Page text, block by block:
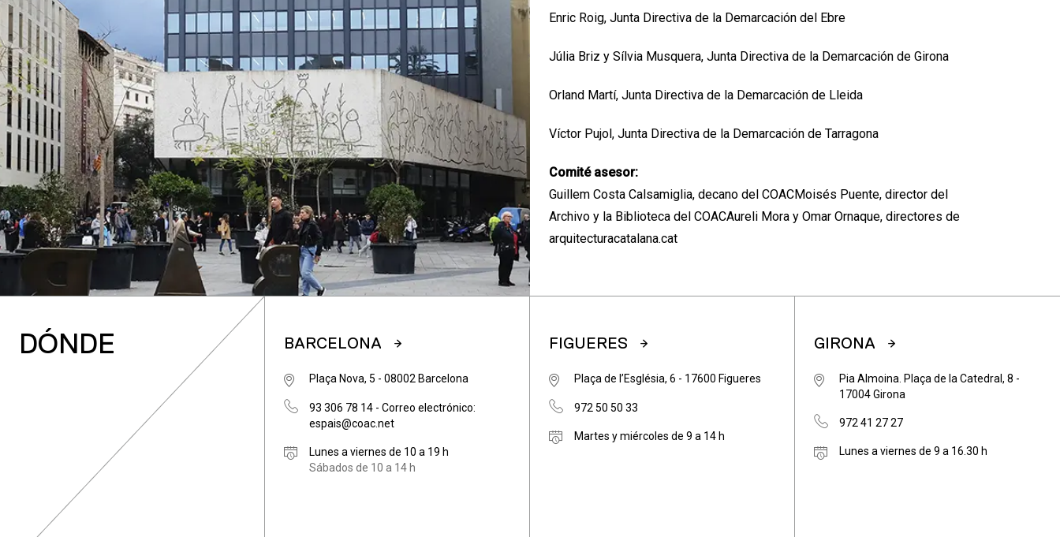
Enric Roig, Junta Directiva de la Demarcación del Ebre
Júlia Briz y Sílvia Musquera, Junta Directiva de la Demarcación de Girona
Orland Martí, Junta Directiva de la Demarcación de Lleida
Víctor Pujol, Junta Directiva de la Demarcación de Tarragona
Comité asesor:
Guillem Costa Calsamiglia, decano del COACMoisés Puente, director del
Archivo y la Biblioteca del COACAureli Mora y Omar Ornaque, directores de
arquitecturacatalana.cat
DÓNDE BARCELONA
Plaça Nova, 5 - 08002 Barcelona
93 306 78 14 - Correo electrónico:
espais@coac.net
Lunes a viernes de 10 a 19 h
Sábados de 10 a 14 h
FIGUERES
Plaça de l’Església, 6 - 17600 Figueres
972 50 50 33
Martes y miércoles de 9 a 14 h
GIRONA
Pia Almoina. Plaça de la Catedral, 8 -
17004 Girona
972 41 27 27
Lunes a viernes de 9 a 16.30 h